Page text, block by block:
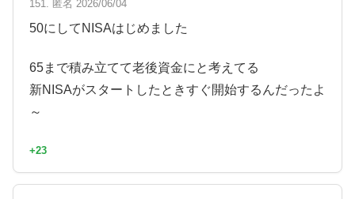
151. 匿名 2026/06/04
50にしてNISAはじめました
65まで積み立てて老後資金にと考えてる
新NISAがスタートしたときすぐ開始するんだったよ
～
+23